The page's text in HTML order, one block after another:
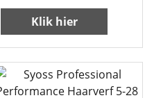
Klik hier